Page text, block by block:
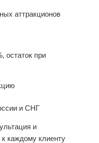
аттракционов
остаток при
и СНГ
и
каждому клиенту